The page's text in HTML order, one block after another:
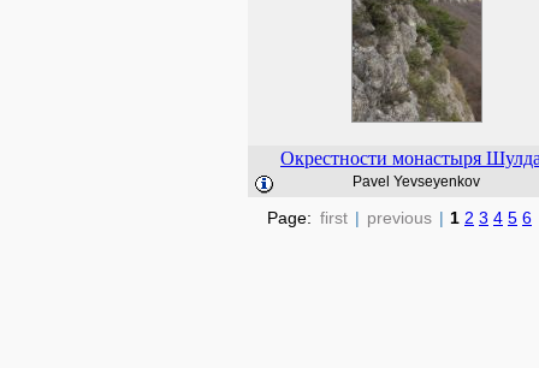
Окрестности монастыря
Pavel Yevseyenkov
Page: first | previous | 1 2 3 4 5 6